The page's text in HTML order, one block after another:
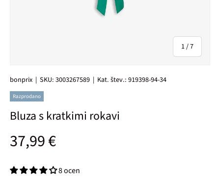
1/od
7
bonprix | SKU: 3003267589 | Kat. štev.: 919398-94-34
Razprodano
Bluza s kratkimi rokavi
Običajna cena
37,99 €
8 ocen